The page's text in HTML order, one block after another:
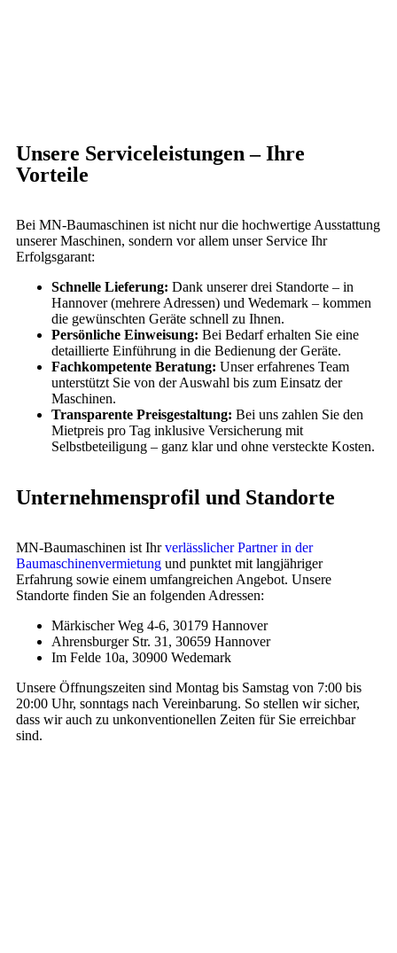
Unsere Serviceleistungen – Ihre
Vorteile
Bei MN-Baumaschinen ist nicht nur die hochwertige Ausstattung
unserer Maschinen, sondern vor allem unser Service Ihr
Erfolgsgarant:
Schnelle Lieferung: Dank unserer drei Standorte – in
Hannover (mehrere Adressen) und Wedemark – kommen
die gewünschten Geräte schnell zu Ihnen.
Persönliche Einweisung: Bei Bedarf erhalten Sie eine
detaillierte Einführung in die Bedienung der Geräte.
Fachkompetente Beratung: Unser erfahrenes Team
unterstützt Sie von der Auswahl bis zum Einsatz der
Maschinen.
Transparente Preisgestaltung: Bei uns zahlen Sie den
Mietpreis pro Tag inklusive Versicherung mit
Selbstbeteiligung – ganz klar und ohne versteckte Kosten.
Unternehmensprofil und Standorte
MN-Baumaschinen ist Ihrverlässlicher Partner in der
Baumaschinenvermietung und punktet mit langjähriger
Erfahrung sowie einem umfangreichen Angebot. Unsere
Standorte finden Sie an folgenden Adressen:
Märkischer Weg 4-6, 30179 Hannover
Ahrensburger Str. 31, 30659 Hannover
Im Felde 10a, 30900 Wedemark
Unsere Öffnungszeiten sind Montag bis Samstag von 7:00 bis
20:00 Uhr, sonntags nach Vereinbarung. So stellen wir sicher,
dass wir auch zu unkonventionellen Zeiten für Sie erreichbar
sind.